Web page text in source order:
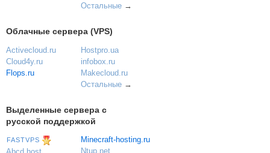
Остальные→
Облачные сервера (VPS)
Activecloud.ru
Cloud4y.ru
Flops.ru
Hostpro.ua
infobox.ru
Makecloud.ru
Остальные→
Выделенные сервера с
русской поддержкой
FASTVPS
Minecraft-hosting.ru
Ntup.net